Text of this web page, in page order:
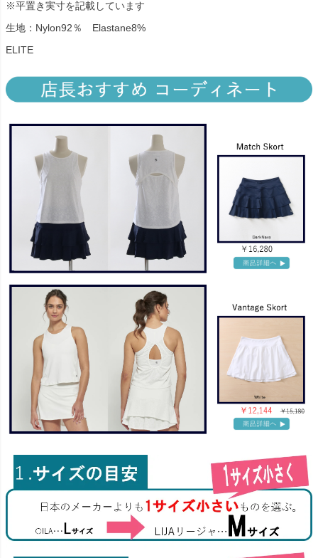
※平置き実寸を記載しています
生地：Nylon92％ Elastane8%
ELITE